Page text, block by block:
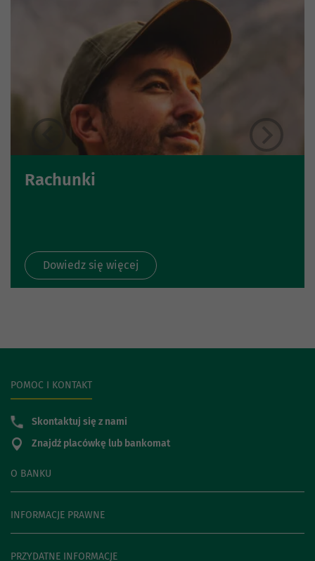
Rachunki
Dowiedz się więcej
O BANKU
INFORMACJE PRAWNE
PRZYDATNE INFORMACJE
POMOC I KONTAKT
Skontaktuj się z nami
Znajdź placówkę lub bankomat